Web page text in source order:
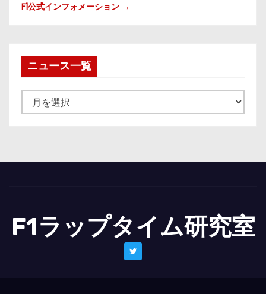
F1公式インフォメーション →
ニュース一覧
ュ
一
F1ラップタイム研究室